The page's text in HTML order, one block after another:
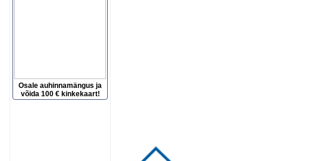
Osale auhinnamängus ja
võida 100 € kinkekaart!